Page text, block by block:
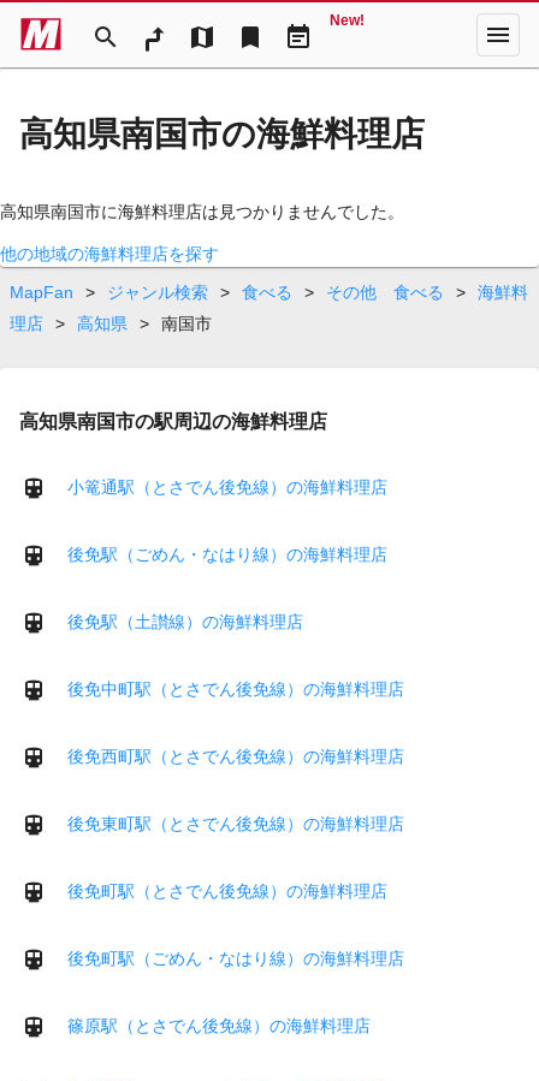
search map bookmark event_note
New! menu
高知県南国市の海鮮料理店
高知県南国市に海鮮料理店は見つかりませんでした。
他の地域の海鮮料理店を探す
MapFan
> ジャンル検索 > 食べる > その他 食べる >
海鮮料
理店
> 高知県 > 南国市
高知県南国市の駅周辺の海鮮料理店
小篭通駅（とさでん後免線）の海鮮料理店
後免駅（ごめん・なはり線）の海鮮料理店
後免駅（土讃線）の海鮮料理店
後免中町駅（とさでん後免線）の海鮮料理店
後免西町駅（とさでん後免線）の海鮮料理店
後免東町駅（とさでん後免線）の海鮮料理店
後免町駅（とさでん後免線）の海鮮料理店
後免町駅（ごめん・なはり線）の海鮮料理店
篠原駅（とさでん後免線）の海鮮料理店